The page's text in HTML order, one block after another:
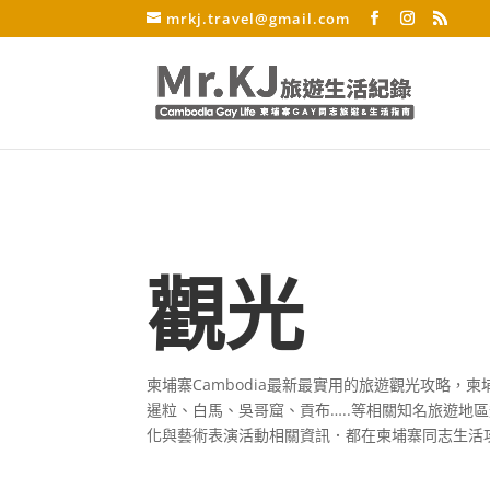
mrkj.travel@gmail.com
觀光
柬埔寨Cambodia最新最實用的旅遊觀光攻略，
暹粒、白馬、吳哥窟、貢布…..等相關知名旅遊地
化與藝術表演活動相關資訊．都在柬埔寨同志生活